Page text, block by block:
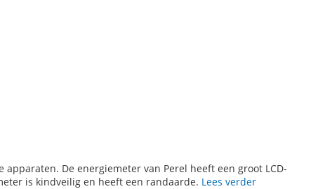
De energiemeter van Perel heeft een groot LCD-
is kindveilig en heeft een randaarde. Lees verder